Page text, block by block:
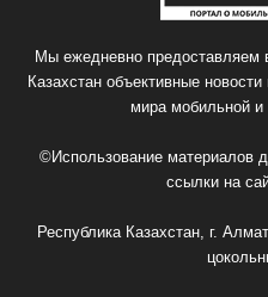
Мы ежедневно предоставляем
Казахстан объективные
мира мобильной и
©Использование материалов
ссылки на
Республика Казахстан, г.